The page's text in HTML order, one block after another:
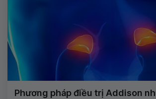
Phương pháp điều trị Addison